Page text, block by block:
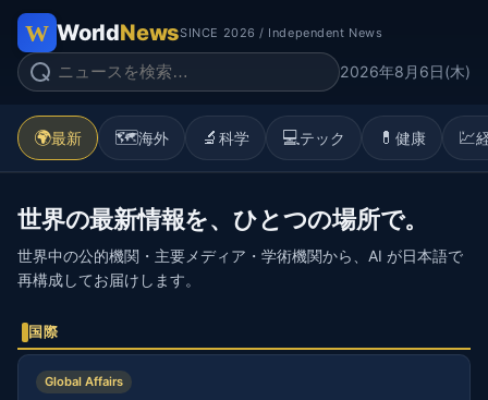
WorldNewsSINCE 2026 / Independent News
2026年8月6日(木)
🌍最新 🗺️海外 🔬 科学 💻テック 💊 健康 💹
世界の最新情報を、ひとつの場所で。
世界中の公的機関・主要メディア・学術機関から、AI が日本語で
再構成してお届けします。
国際
Global Affairs